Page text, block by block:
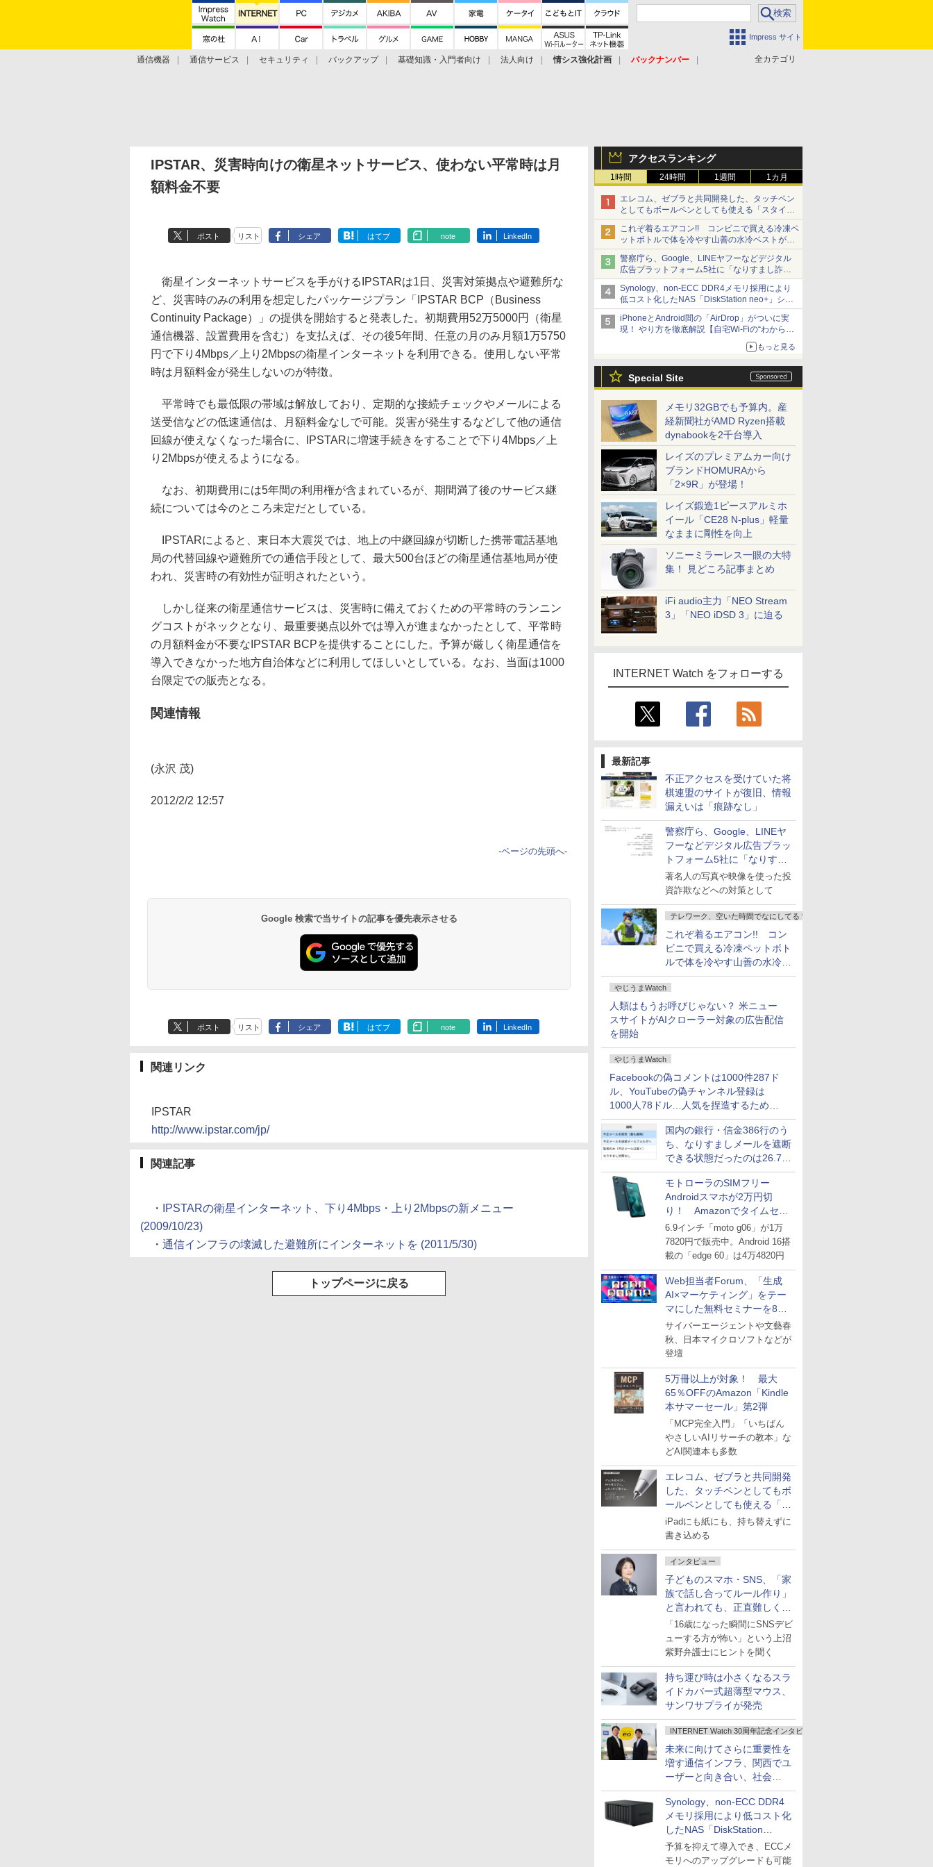
Impress サイト
全カテゴリ
通信機器 通信サービス セキュリティ バックアップ 基礎知識・入門者向け 法人向け 情シス強化計画
バックナンバー
アクセスランキング
1時間 24時間 1週間 1カ月
エレコム、ゼブラと共同開発した、タッチペン
としてもボールペンとしても使える「スタイラ
スツーウェイ」発売 iPadにも紙にも、持ち替
えずに書き込める
これぞ着るエアコン!! コンビニで買える冷凍ペ
ットボトルで体を冷やす山善の水冷ベストがロ
ードバイクにちょうどいい【ぼっち・ざ・ろー
ど！その14】【空いた時間でなにしてる？】
警察庁ら、Google、LINEヤフーなどデジタル
広告プラットフォーム5社に「なりすまし詐欺
広告」対策強化を要請 著名人の写真や映像を
使った投資詐欺などへの対策として
Synology、non-ECC DDR4メモリ採用により
低コスト化したNAS「DiskStation neo+」シリ
ーズ 予算を抑えて導入でき、ECCメモリへの
アップグレードも可能
iPhoneとAndroid間の「AirDrop」がついに実
現！ やり方を徹底解説【自宅Wi-Fiの“わからな
もっと見る
Special Site
メモリ32GBでも予算内。産
経新聞社がAMD Ryzen搭載
dynabookを2千台導入
レイズのプレミアムカー向け
ブランドHOMURAから
「2×9R」が登場！
レイズ鍛造1ピースアルミホ
イール「CE28 N-plus」軽量
なままに剛性を向上
ソニーミラーレス一眼の大特
集！ 見どころ記事まとめ
iFi audio主力「NEO Stream
3」「NEO iDSD 3」に迫る
INTERNET Watch をフォローする
最新記事
不正アクセスを受けていた将
棋連盟のサイトが復旧、情報
漏えいは「痕跡なし」
警察庁ら、Google、LINEヤ
フーなどデジタル広告プラッ
トフォーム5社に「なりすま
し詐欺広告」対策強化を要請
著名人の写真や映像を使った投
資詐欺などへの対策として
テレワーク、空いた時間でなにしてる？
これぞ着るエアコン!! コン
ビニで買える冷凍ペットボト
ルで体を冷やす山善の水冷ベ
ストがロードバイクにちょう
どいい【ぼっち・ざ・ろー
ど！その14】
やじうまWatch
人類はもうお呼びじゃない？ 米ニュー
スサイトがAIクローラー対象の広告配信
を開始
やじうまWatch
Facebookの偽コメントは1000件287ド
ル、YouTubeの偽チャンネル登録は
1000人78ドル…人気を捏造するための
価格リストが公開中
国内の銀行・信金386行のう
ち、なりすましメールを遮断
できる状態だったのは26.7％
にとどまる～GMOブランド
セキュリティ調査
モトローラのSIMフリー
Androidスマホが2万円切
り！ Amazonでタイムセー
ル
6.9インチ「moto g06」が1万
7820円で販売中。Android 16搭
載の「edge 60」は4万4820円
Web担当者Forum、「生成
AI×マーケティング」をテー
マにした無料セミナーを8月
27日にオンライン開催
サイバーエージェントや文藝春
秋、日本マイクロソフトなどが
登壇
5万冊以上が対象！ 最大
65％OFFのAmazon「Kindle
本サマーセール」第2弾
「MCP完全入門」「いちばん
やさしいAIリサーチの教本」な
どAI関連本も多数
エレコム、ゼブラと共同開発
した、タッチペンとしてもボ
ールペンとしても使える「ス
タイラスツーウェイ」発売
iPadにも紙にも、持ち替えずに
書き込める
インタビュー
子どものスマホ・SNS、「家
族で話し合ってルール作り」
と言われても、正直難しくな
いですか？
「16歳になった瞬間にSNSデビ
ューする方が怖い」という上沼
紫野弁護士にヒントを聞く
持ち運び時は小さくなるスラ
イドカバー式超薄型マウス、
サンワサプライが発売
INTERNET Watch 30周年記念インタビュー
未来に向けてさらに重要性を
増す通信インフラ、関西でユ
ーザーと向き合い、社会
の“あたらしい”を起動し続け
る～オプテージ
Synology、non-ECC DDR4
メモリ採用により低コスト化
したNAS「DiskStation
neo+」シリーズ
予算を抑えて導入でき、ECCメ
モリへのアップグレードも可能
IPSTAR、災害時向けの衛星ネットサービス、使わない平常時は月
額料金不要
ポスト リスト シェア はてブ note LinkedIn
衛星インターネットサービスを手がけるIPSTARは1日、災害対策拠点や避難所な
ど、災害時のみの利用を想定したパッケージプラン「IPSTAR BCP（Business
Continuity Package）」の提供を開始すると発表した。初期費用52万5000円（衛星
通信機器、設置費用を含む）を支払えば、その後5年間、任意の月のみ月額1万5750
円で下り4Mbps／上り2Mbpsの衛星インターネットを利用できる。使用しない平常
時は月額料金が発生しないのが特徴。
平常時でも最低限の帯域は解放しており、定期的な接続チェックやメールによる
送受信などの低速通信は、月額料金なしで可能。災害が発生するなどして他の通信
回線が使えなくなった場合に、IPSTARに増速手続きをすることで下り4Mbps／上
り2Mbpsが使えるようになる。
なお、初期費用には5年間の利用権が含まれているが、期間満了後のサービス継
続については今のところ未定だとしている。
IPSTARによると、東日本大震災では、地上の中継回線が切断した携帯電話基地
局の代替回線や避難所での通信手段として、最大500台ほどの衛星通信基地局が使
われ、災害時の有効性が証明されたという。
しかし従来の衛星通信サービスは、災害時に備えておくための平常時のランニン
グコストがネックとなり、最重要拠点以外では導入が進まなかったとして、平常時
の月額料金が不要なIPSTAR BCPを提供することにした。予算が厳しく衛星通信を
導入できなかった地方自治体などに利用してほしいとしている。なお、当面は1000
台限定での販売となる。
関連情報
(永沢 茂)
2012/2/2 12:57
-ページの先頭へ-
Google 検索で当サイトの記事を優先表示させる
ポスト リスト シェア はてブ note LinkedIn
関連リンク
IPSTAR
http://www.ipstar.com/jp/
関連記事
・
IPSTARの衛星インターネット、下り4Mbps・上り2Mbpsの新メニュー
(2009/10/23)
・ 通信インフラの壊滅した避難所にインターネットを (2011/5/30)
トップページに戻る